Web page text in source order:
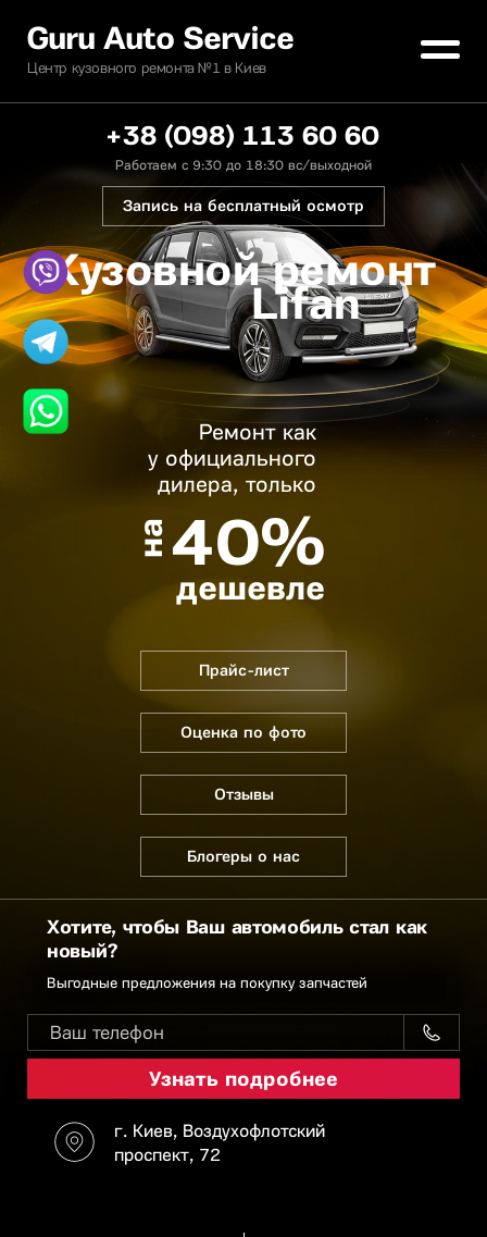
Guru Auto Service
Центр кузовного ремонта №1 в Киев
+38 (098) 113 60 60
Работаем с 9:30 до 18:30 вс/выходной
Запись на бесплатный осмотр
Кузовной ремонт
Lifan
Ремонт как
у официального
дилера, только
на 40%
дешевле
Прайс-лист
Оценка по фото
Отзывы
Блогеры о нас
Хотите, чтобы Ваш автомобиль стал как
новый?
Выгодные предложения на покупку запчастей
г. Киев, Воздухофлотский
проспект, 72